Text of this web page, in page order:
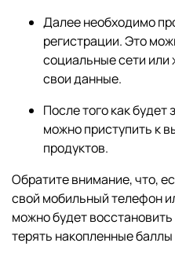
Далее необходимо
регистрации. Это
социальные сети или
свои данные.
После того как
можно приступить к
продуктов.
Обратите внимание, что,
свой мобильный телефон
можно будет
терять накопленные